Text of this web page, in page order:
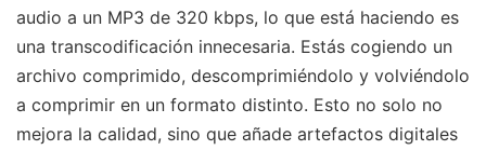
audio a un MP3 de 320 kbps, lo que está haciendo es
una transcodificación innecesaria. Estás cogiendo un
archivo comprimido, descomprimiéndolo y volviéndolo
a comprimir en un formato distinto. Esto no solo no
mejora la calidad, sino que añade artefactos digitales